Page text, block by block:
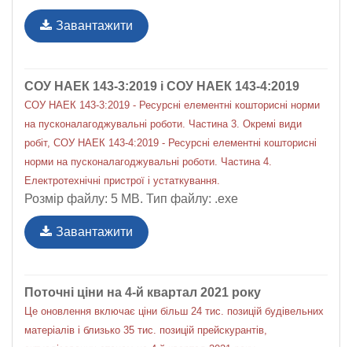
Завантажити
СОУ НАЕК 143-3:2019 і СОУ НАЕК 143-4:2019
СОУ НАЕК 143-3:2019 - Ресурсні елементні кошторисні норми
на пусконалагоджувальні роботи. Частина 3. Окремі види
робіт, СОУ НАЕК 143-4:2019 - Ресурсні елементні кошторисні
норми на пусконалагоджувальні роботи. Частина 4.
Електротехнічні пристрої і устаткування.
Розмір файлу: 5 MB. Тип файлу: .exe
Завантажити
Поточні ціни на 4-й квартал 2021 року
Це оновлення включає ціни більш 24 тис. позицій будівельних
матеріалів і близько 35 тис. позицій прейскурантів,